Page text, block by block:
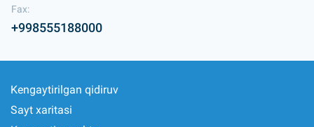
Fax:
+998555188000
Kengaytirilgan qidiruv
Sayt xaritasi